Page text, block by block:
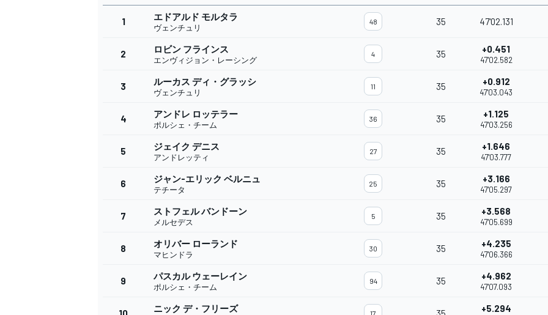
スーパーGT
1 エドアルド モルタラ
ヴェンチュリ
48 35 47'02.131
2 ロビン フラインス
エンヴィジョン・レーシング
4 35 +0.451
47'02.582
3 ルーカス ディ・グラッシ
ヴェンチュリ
11 35 +0.912
47'03.043
4 アンドレ ロッテラー
ポルシェ・チーム
36 35 +1.125
47'03.256
5 ジェイク デニス
アンドレッティ
27 35 +1.646
47'03.777
6 ジャン-エリック ベルニュ
テチータ
25 35 +3.166
47'05.297
7 ストフェル バンドーン
メルセデス
5 35 +3.568
47'05.699
8 オリバー ローランド
マヒンドラ
30 35 +4.235
47'06.366
9 パスカル ウェーレイン
ポルシェ・チーム
94 35 +4.962
47'07.093
ニック デ・フリーズ 17 +5.294